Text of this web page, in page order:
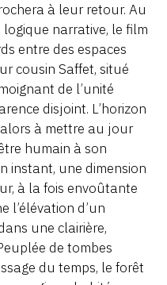
à leur retour. Au
narrative, le film
entre des espaces
cousin Saffet, situé
de l’unité
disjoint. L’horizon
à mettre au jour
humain à son
instant, une dimension
à la fois envoûtante
l’élévation d’un
une clairière,
de tombes
du temps, le forêt